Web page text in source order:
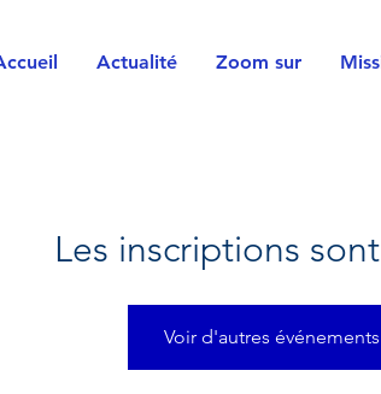
Actualité Zoom sur
Les inscriptions
Voir d'autres événements